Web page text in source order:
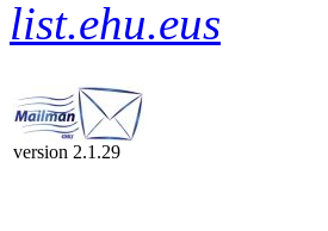
list.ehu.eus
version 2.1.29